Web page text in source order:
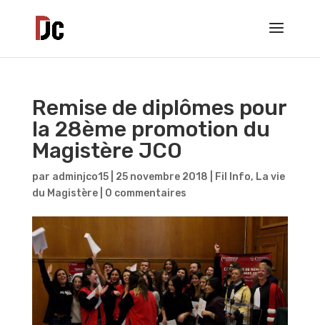
Remise de diplômes pour
la 28ème promotion du
Magistère JCO
par adminjco15| 25 novembre 2018 Fil Info, La vie
du Magistère| 0 commentaires